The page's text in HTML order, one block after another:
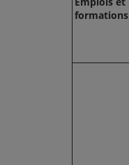
formations